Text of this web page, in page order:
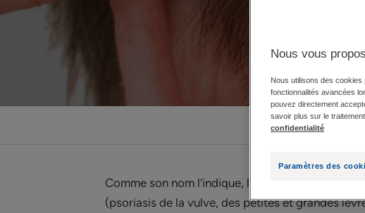
DES
Comme son nom l’indique, le psoriasis génital
(psoriasis de la vulve, des petites et grandes
Nous vous
Nous utilisons des
fonctionnalités avancées
pouvez directement
savoir plus sur le
confidentialité
Paramètres des